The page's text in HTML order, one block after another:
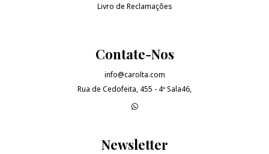
Livro de Reclamações
Contate-Nos
info@carolta.com
Rua de Cedofeita, 455 - 4º Sala46,
Newsletter